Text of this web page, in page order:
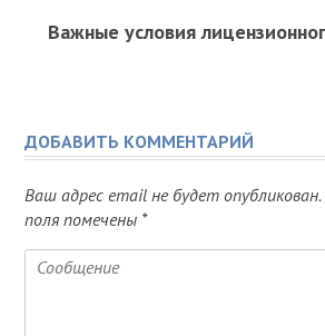
Важные условия
ДОБАВИТЬ КОММЕНТАРИЙ
Ваш адрес email не будет опубликован.
поля помечены *